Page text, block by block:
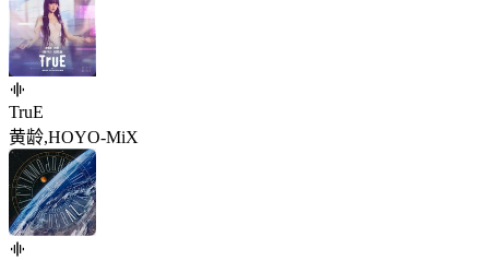
TruE
黄龄,HOYO-MiX